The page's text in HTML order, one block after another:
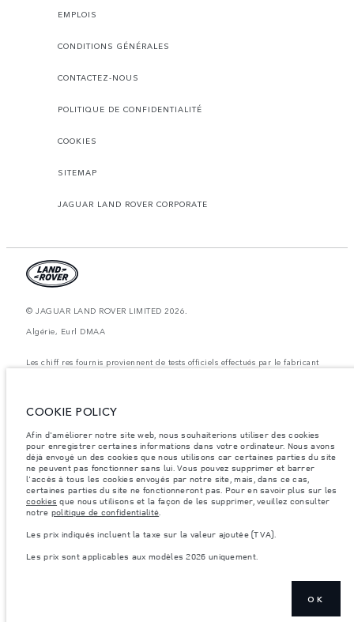
EMPLOIS
CONDITIONS GÉNÉRALES
CONTACTEZ-NOUS
POLITIQUE DE CONFIDENTIALITÉ
COOKIES
SITEMAP
JAGUAR LAND ROVER CORPORATE
© JAGUAR LAND ROVER LIMITED 2026.
Algérie, Eurl DMAA
Les chiff res fournis proviennent de tests officiels effectués par le fabricant
configurateur peuvent varier d'un marché à l'autre et ne comprennent pas
la disponibilité et les prix.
Les poids indiqués correspondent à des spécifications de véhicule standard.
Les accessoires et autres éléments montés après le point de fabrication
affecteront la charge utile. Assurez-vous que le poids total en charge du
véhicule, les charges maximales par essieu et la charge utile ne sont pas
dépassés lorsque vous chargez des accessoires, des occupants, des liquides
et des carburants.
mondiale de semi-conducteurs affecte actuellement les spécifications de
construction. Cette situation s’avère très fluctuante, et par conséquent, les
COOKIE POLICY
Afin d'améliorer notre site web, nous souhaiterions utiliser des cookies
pour enregistrer certaines informations dans votre ordinateur. Nous avons
déjà envoyé un des cookies que nous utilisons car certaines parties du site
ne peuvent pas fonctionner sans lui. Vous pouvez supprimer et barrer
l'accès à tous les cookies envoyés par notre site, mais, dans ce cas,
certaines parties du site ne fonctionneront pas. Pour en savoir plus sur les
cookies que nous utilisons et la façon de les supprimer, veuillez consulter
notre politique de confidentialité.
Les prix indiqués incluent la taxe sur la valeur ajoutée (TVA).
Les prix sont applicables aux modèles 2026 uniquement.
OK